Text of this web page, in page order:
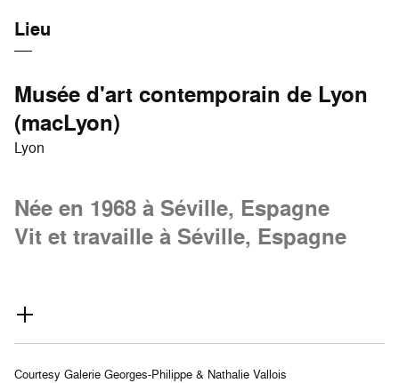
Lieu
Musée d'art contemporain de Lyon
(macLyon)
Lyon
Née en 1968 à Séville, Espagne
Vit et travaille à Séville, Espagne
Courtesy Galerie Georges-Philippe & Nathalie Vallois